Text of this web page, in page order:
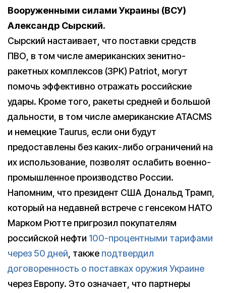
Вооруженными силами Украины (ВСУ)
Александр Сырский.
Сырский настаивает, что поставки средств
ПВО, в том числе американских зенитно-
ракетных комплексов (ЗРК) Patriot, могут
помочь эффективно отражать российские
удары. Кроме того, ракеты средней и большой
дальности, в том числе американские ATACMS
и немецкие Taurus, если они будут
предоставлены без каких-либо ограничений на
их использование, позволят ослабить военно-
промышленное производство России.
Напомним, что президент США Дональд Трамп,
который на недавней встрече с генсеком НАТО
Марком Рютте пригрозил покупателям
российской нефти 100-процентными тарифами
через 50 дней, также подтвердил
договоренность о поставках оружия Украине
через Европу. Это означает, что партнеры